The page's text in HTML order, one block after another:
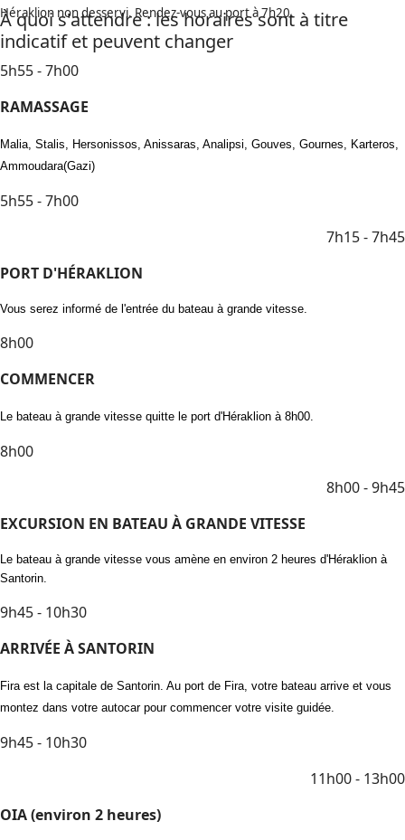
Héraklion non desservi. Rendez-vous au port à 7h20.
À quoi s'attendre : les horaires sont à titre
indicatif et peuvent changer
5h55 - 7h00
RAMASSAGE
Malia, Stalis, Hersonissos, Anissaras, Analipsi, Gouves, Gournes, Karteros,
Ammoudara(Gazi)
5h55 - 7h00
7h15 - 7h45
PORT D'HÉRAKLION
Vous serez informé de l'entrée du bateau à grande vitesse.
8h00
COMMENCER
Le bateau à grande vitesse quitte le port d'Héraklion à 8h00.
8h00
8h00 - 9h45
EXCURSION EN BATEAU À GRANDE VITESSE
Le bateau à grande vitesse vous amène en environ 2 heures d'Héraklion à
Santorin.
9h45 - 10h30
ARRIVÉE À SANTORIN
Fira est la capitale de Santorin. Au port de Fira, votre bateau arrive et vous
montez dans votre autocar pour commencer votre visite guidée.
9h45 - 10h30
11h00 - 13h00
OIA (environ 2 heures)